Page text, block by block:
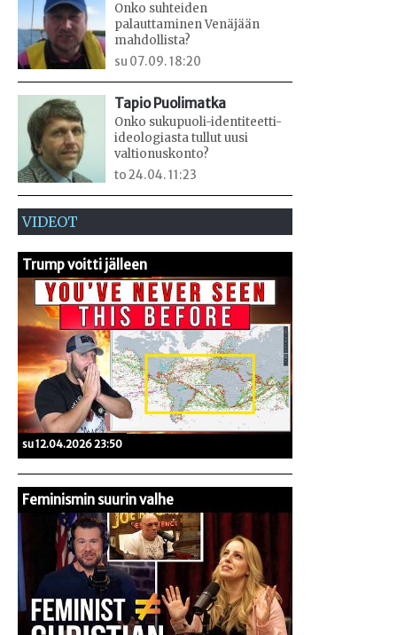
Onko suhteiden
palauttaminen Venäjään
mahdollista?
su 07.09. 18:20
Tapio Puolimatka
Onko sukupuoli-identiteetti-
ideologiasta tullut uusi
valtionuskonto?
to 24.04. 11:23
VIDEOT
Trump voitti jälleen
su 12.04.2026 23:50
Feminismin suurin valhe